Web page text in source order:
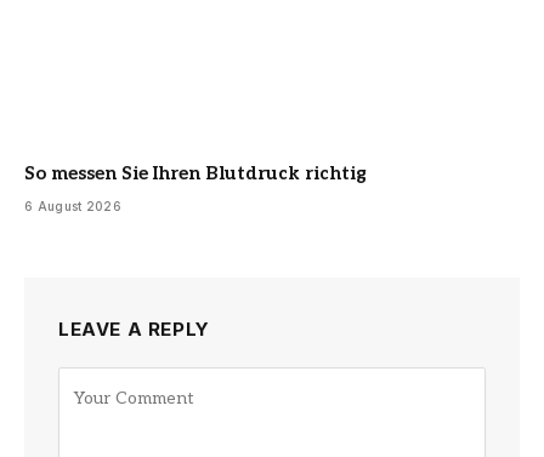
So messen Sie Ihren Blutdruck richtig
6 August 2026
LEAVE A REPLY